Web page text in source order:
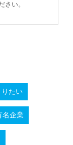
さい。
りたい
名企業